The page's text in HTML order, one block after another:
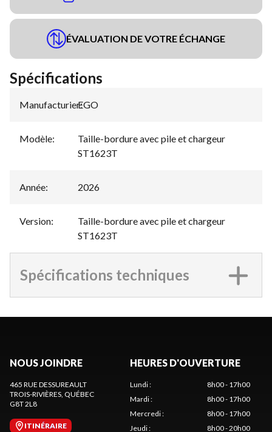
ÉVALUATION DE VOTRE ÉCHANGE
Spécifications
Manufacturier:
EGO
Modèle:
Taille-bordure avec pile et chargeur
ST1623T
Année: 2026
Version:
Taille-bordure avec pile et chargeur
ST1623T
Spécifications techniques
NOUS JOINDRE
465 RUE DESSUREAULT
TROIS-RIVIÈRES, QUÉBEC
G8T 2L8
ITINÉRAIRE
HEURES D'OUVERTURE
Lundi:
8h00 - 17h00
Mardi:
8h00 - 17h00
Mercredi:
8h00 - 17h00
Jeudi: 8h00 - 20h00